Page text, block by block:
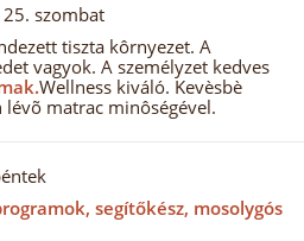
szombat
tiszta kôrnyezet. A
vagyok. A személyzet kedves
Wellness kiváló. Kevèsbè
lévõ matrac minôségével.
segítőkész, mosolygós